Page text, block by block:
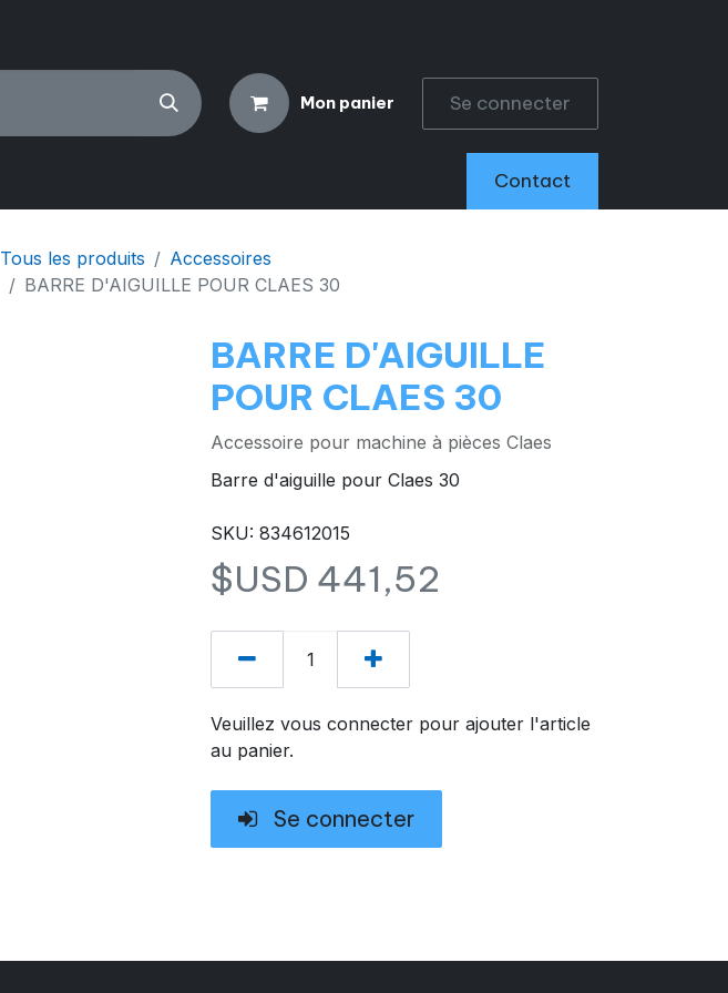
Mon panier Se connecter
Contact
Tous les produits
Accessoires
BARRE D'AIGUILLE POUR CLAES 30
BARRE D'AIGUILLE
POUR CLAES 30
Accessoire pour machine à pièces Claes
Barre d'aiguille pour Claes 30
SKU: 834612015
$USD 441,52
Veuillez vous connecter pour ajouter l'article
au panier.
Se connecter